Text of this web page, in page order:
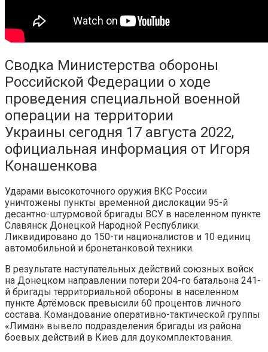
Сводка Министерства обороны
Российской Федерации о ходе
проведения специальной военной
операции на территории
Украины сегодня 17 августа 2022,
официальная информация от Игоря
Конашенкова
Ударами высокоточного оружия ВКС России
уничтожены пункты временной дислокации 95-й
десантно-штурмовой бригады ВСУ в населенном пункте
Славянск Донецкой Народной Республики.
Ликвидировано до 150-ти националистов и 10 единиц
автомобильной и бронетанковой техники.
В результате наступательных действий союзных войск
на Донецком направлении потери 204-го батальона 241-
й бригады территориальной обороны в населенном
пункте Артёмовск превысили 60 процентов личного
состава. Командование оперативно-тактической группы
«Лиман» вывело подразделения бригады из района
боевых действий в Киев для доукомплектования.